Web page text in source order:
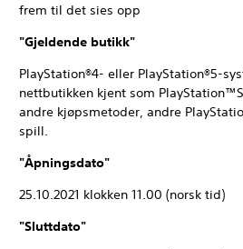
frem til det sies opp
"Gjeldende butikk"
PlayStation®4- eller PlayStation®5-
nettbutikken kjent som
andre kjøpsmetoder, andre
spill.
"Åpningsdato"
25.10.2021 klokken 11.00 (norsk tid)
"Sluttdato"